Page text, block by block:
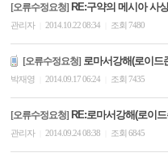
[오류수정요청] RE:구약의 메시아 사
관리자 2014.10.22 08:34 조회 7480
[오류수정요청] 로마서강해(로이드
박재영 2014.09.17 06:24 조회 7435
[오류수정요청] RE:로마서강해(로이
관리자 2014.09.24 08:38 조회 6845